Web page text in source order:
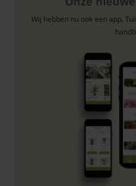
Wij hebben nu ook een app,